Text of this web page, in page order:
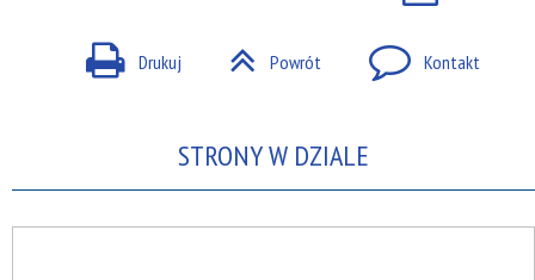
Drukuj Powrót Kontakt
STRONY W DZIALE